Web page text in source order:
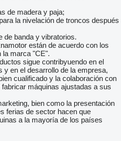
de madera y paja;
la nivelación de troncos después
de banda y vibratorios.
están de acuerdo con los
la marca "CE".
sigue contribyuendo en el
y en el desarrollo de la empresa,
cualificado y la colaboración con
máquinas ajustadas a sus
bien como la presentación
ferias de sector hacen que
a la mayoría de los países